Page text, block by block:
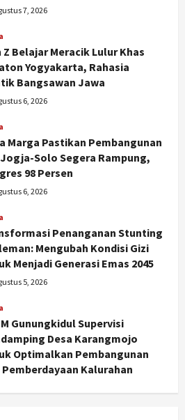
7, 2026
Z Belajar Meracik Lulur Khas
Yogyakarta, Rahasia
Bangsawan Jawa
6, 2026
Marga Pastikan Pembangunan
Solo Segera Rampung,
98 Persen
6, 2026
Penanganan Stunting
Mengubah Kondisi Gizi
Menjadi Generasi Emas 2045
5, 2026
Gunungkidul Supervisi
Desa Karangmojo
Optimalkan Pembangunan
Pemberdayaan Kalurahan
Digelar 2 Bulan, Fokus